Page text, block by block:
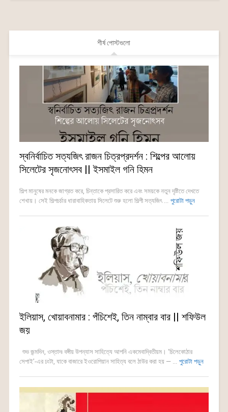
শীর্ষ পোস্টগুলো
স্বনির্বাচিত সত্যজিৎ রাজন চিত্রপ্রদর্শন : শিল্পের আলোয়
সিলেটের সৃজনোৎসব || ইসমাইল গনি হিমন
শিল্প মানুষের মনকে জাগ্রত করে, চিন্তাকে প্রসারিত করে এবং সময়কে নতুন দৃষ্টিতে দেখতে
শেখায়। সেই শিল্পচর্চার ধারাবাহিকতায় সিলেটে শুরু হলো শিল্পী সত্যজিৎ ... পুরোটা পড়ুন
ইলিয়াস, খোয়াবনামার : পঁচিশেই, তিন নাম্বার বার || শফিউল
জয়
শুভ জন্মদিন, ওস্তাদ৷ বঙ্গীয় উপন্যাস সাহিত্যে আপনি একমেবাদ্বিতীয়ম। ‘চিলেকোঠার
সেপাই’-এর ঢংটা, যাকে বাজারে ইওরোপিয়ান সাহিত্য বলে ঠাউর করা হয় — ... পুরোটা পড়ুন